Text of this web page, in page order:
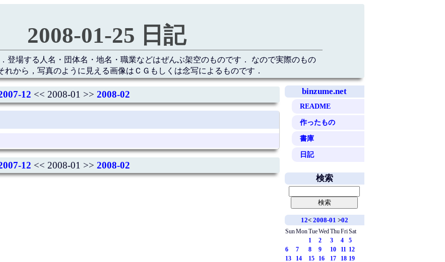
2008-01-25 日記
登場する人名・団体名・地名・職業などはぜんぶ架空のものです． なので実際のもの
れから，写真のように見える画像はＣＧもしくは念写によるものです．
binzume.net
README
作ったもの
書庫
日記
12 << 2008-01 >> 2008-02
12 << 2008-01 >> 2008-02
検索
12< 2008-01 >02
SunMonTueWed ThuFriSat
1
2 3 4
5
6
7 8 9 10 11
12
13
14 15 16 17 18 19